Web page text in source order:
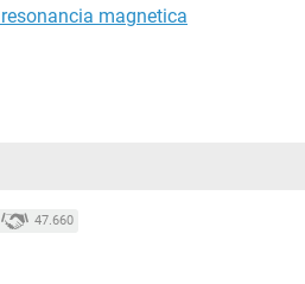
magnetica
47.660